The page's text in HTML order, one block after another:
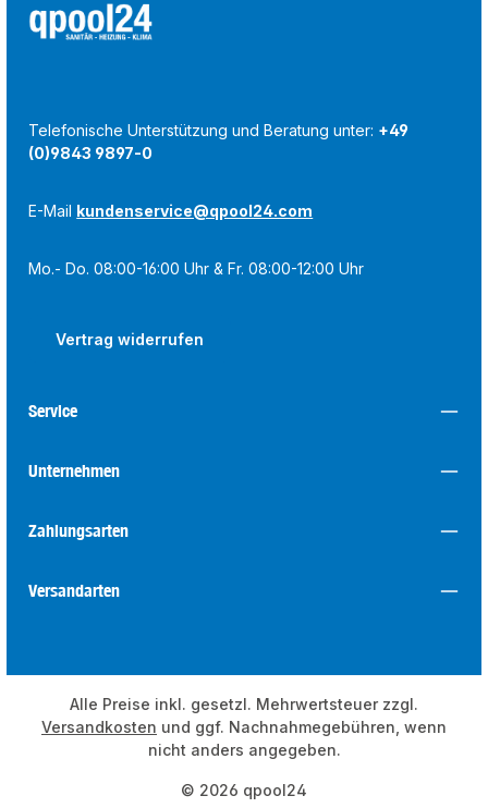
Telefonische Unterstützung und Beratung unter: +49
(0)9843 9897-0
E-Mail kundenservice@qpool24.com
Mo.- Do. 08:00-16:00 Uhr & Fr. 08:00-12:00 Uhr
Vertrag widerrufen
Service
Unternehmen
Zahlungsarten
Versandarten
© 2026 qpool24
Alle Preise inkl. gesetzl. Mehrwertsteuer zzgl.
Versandkosten und ggf. Nachnahmegebühren, wenn
nicht anders angegeben.